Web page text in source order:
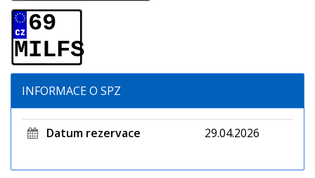
69
MILFS
INFORMACE O SPZ
Datum rezervace 29.04.2026